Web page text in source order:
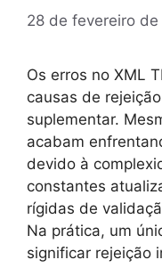
28 de fevereiro
Os erros no XML
causas de
suplementar.
acabam
devido à
constantes
rígidas de
Na prática, um
significar rejeição